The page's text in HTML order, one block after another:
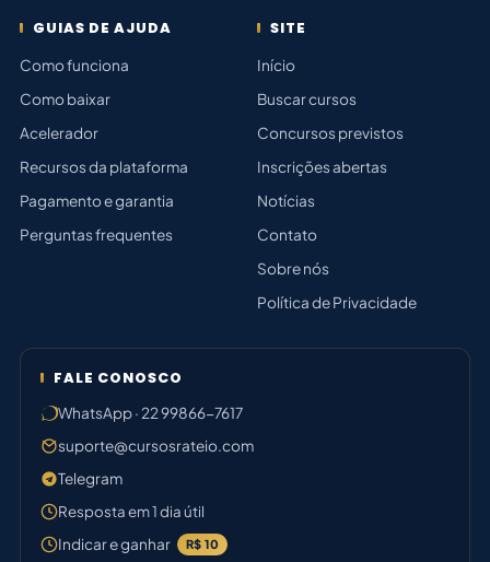
GUIAS DE AJUDA
Como funciona
Como baixar
Acelerador
Recursos da plataforma
Pagamento e garantia
Perguntas frequentes
SITE
Início
Buscar cursos
Concursos previstos
Inscrições abertas
Notícias
Contato
Sobre nós
Política de Privacidade
FALE CONOSCO
WhatsApp · 22 99866-7617
suporte@cursosrateio.com
Telegram
Resposta em 1 dia útil
Indicar e ganhar
R$ 10